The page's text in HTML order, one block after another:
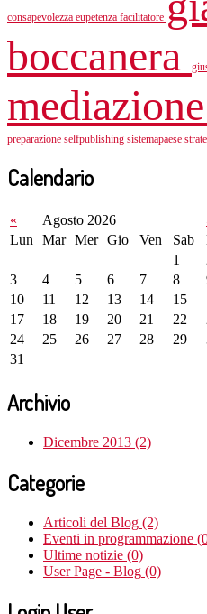
consapevolezza eupetenza facilitatore
boccanera
mediazione
preparazione selfpublishing sistemapaese
Calendario
« Agosto 2026
Lun
Mar Mer Gio Ven Sab
1
3
4 5 6 7 8
10
11 12 13 14 15
17
18 19 20 21 22
24
25 26 27 28 29
31
Archivio
Dicembre 2013 (2)
Categorie
Articoli del Blog (2)
Eventi in programmazione
Ultime notizie (0)
User Page - Blog (0)